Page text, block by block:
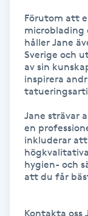
Healing
Herrklippning
HIFU
Hollywood Peel
Hot Stone
Förutom att
microblading
håller Jane
Sverige och
av sin
inspirera
Jane strävar
en
inkluderar att
hygien- och
att du får
Kontakta oss